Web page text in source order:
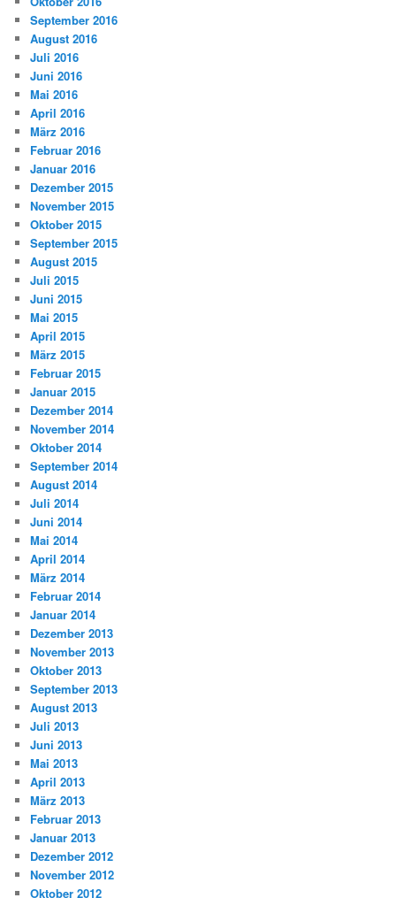
September 2016
August 2016
Juli 2016
Juni 2016
Mai 2016
April 2016
März 2016
Februar 2016
Januar 2016
Dezember 2015
November 2015
Oktober 2015
September 2015
August 2015
Juli 2015
Juni 2015
Mai 2015
April 2015
März 2015
Februar 2015
Januar 2015
Dezember 2014
November 2014
Oktober 2014
September 2014
August 2014
Juli 2014
Juni 2014
Mai 2014
April 2014
März 2014
Februar 2014
Januar 2014
Dezember 2013
November 2013
Oktober 2013
September 2013
August 2013
Juli 2013
Juni 2013
Mai 2013
April 2013
März 2013
Februar 2013
Januar 2013
Dezember 2012
November 2012
Oktober 2012